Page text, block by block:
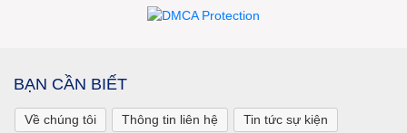
BẠN CẦN BIẾT
Về chúng tôi Thông tin liên hệ
Tin tức sự kiện